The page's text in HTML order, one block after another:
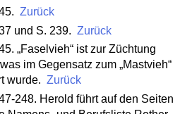
Zurück
und S. 239. Zurück
„Faselvieh“ ist zur Züchtung
im Gegensatz zum „Mastvieh“
wurde. Zurück
248. Herold führt auf den Seiten